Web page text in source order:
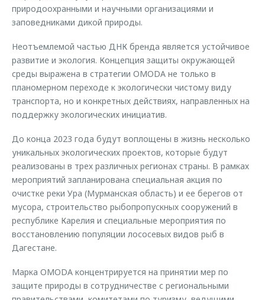
природоохранными и научными организациями и
заповедниками дикой природы.
Неотъемлемой частью ДНК бренда является устойчивое
развитие и экология. Концепция защиты окружающей
среды выражена в стратегии OMODA не только в
планомерном переходе к экологически чистому виду
транспорта, но и конкретных действиях, направленных на
поддержку экологических инициатив.
До конца 2023 года будут воплощены в жизнь несколько
уникальных экологических проектов, которые будут
реализованы в трех различных регионах страны. В рамках
мероприятий запланирована специальная акция по
очистке реки Ура (Мурманская область) и ее берегов от
мусора, строительство рыбопропускных сооружений в
республике Карелия и специальные мероприятия по
восстановлению популяции лососевых видов рыб в
Дагестане.
Марка OMODA концентрируется на принятии мер по
защите природы в сотрудничестве с региональными